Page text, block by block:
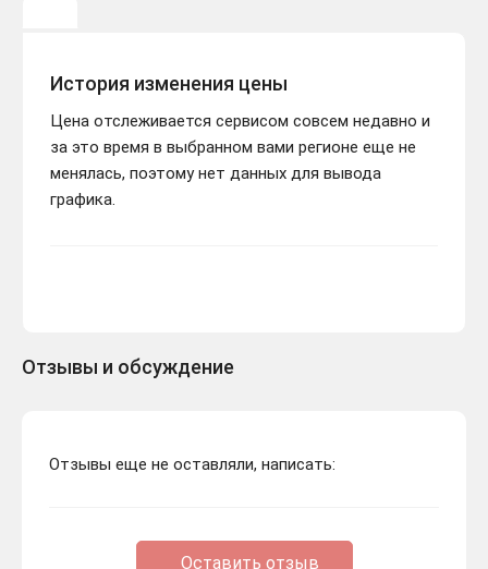
История изменения цены
Цена отслеживается сервисом совсем недавно и
за это время в выбранном вами регионе еще не
менялась, поэтому нет данных для вывода
графика.
Отзывы и обсуждение
Отзывы еще не оставляли, написать:
Оставить отзыв